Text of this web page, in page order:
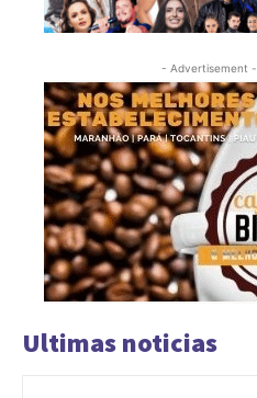
- Advertisement -
Ultimas noticias